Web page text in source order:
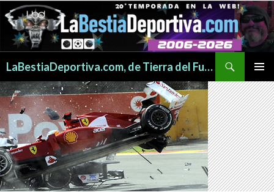
LaBestiaDeportiva.com, de Tierra del Fuego para todo el mundo
MENÚ
AL
CONTENIDO